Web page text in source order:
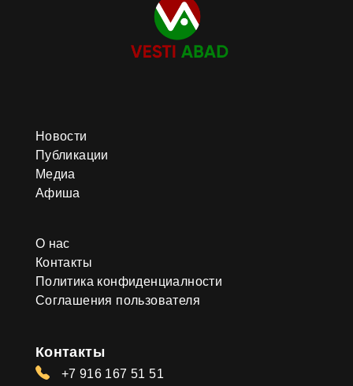
Новости
Публикации
Медиа
Афиша
О нас
Контакты
Политика конфиденциалности
Соглашения пользователя
Контакты
+7 916 167 51 51